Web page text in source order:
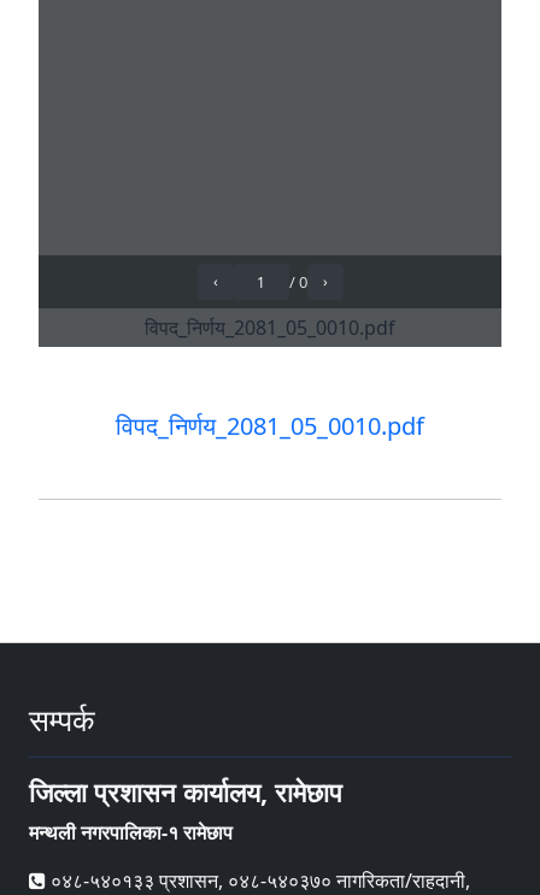
विपद_निर्णय_2081_05_0010.pdf
सम्पर्क
जिल्ला प्रशासन कार्यालय, रामेछाप
मन्थली नगरपालिका-१ रामेछाप
०४८-५४०१३३ प्रशासन, ०४८-५४०३७० नागरिकता/राहदानी,